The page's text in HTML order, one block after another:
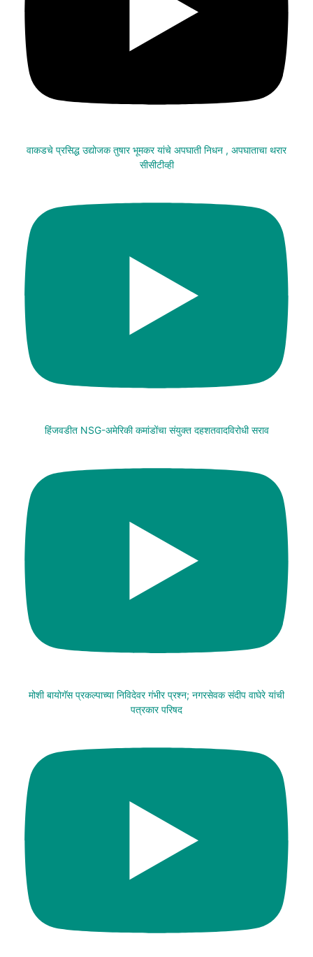
वाकडचे प्रसिद्ध उद्योजक तुषार भूमकर यांचे अपघाती निधन , अपघाताचा थरार
सीसीटीव्ही
हिंजवडीत NSG-अमेरिकी कमांडोंचा संयुक्त दहशतवादविरोधी सराव
मोशी बायोगॅस प्रकल्पाच्या निविदेवर गंभीर प्रश्न; नगरसेवक संदीप वाघेरे यांची
पत्रकार परिषद